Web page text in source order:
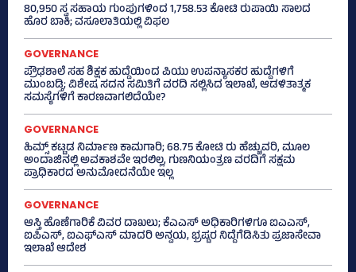
80,950 ಸ್ವ ಸಹಾಯ ಗುಂಪುಗಳಿಂದ 1,758.53 ಕೋಟಿ ರುಪಾಯಿ ಸಾಲದ
ಹೊರ ಬಾಕಿ; ವಸೂಲಾತಿಯಲ್ಲಿ ವಿಫಲ
GOVERNANCE
ಪ್ರೌಢಶಾಲೆ ಸಹ ಶಿಕ್ಷಕ ಹುದ್ದೆಯಿಂದ ಪಿಯು ಉಪನ್ಯಾಸಕರ ಹುದ್ದೆಗಳಿಗೆ
ಮುಂಬಡ್ತಿ; ವಿಶೇಷ ಸದನ ಸಮಿತಿಗೆ ವರದಿ ಸಲ್ಲಿಸಿದ ಇಲಾಖೆ, ಆಡಳಿತಾತ್ಮಕ
ಸಮಸ್ಯೆಗಳಿಗೆ ಕಾರಣವಾಗಲಿದೆಯೇ?
GOVERNANCE
ಹಿಮ್ಸ್‌ ಕಟ್ಟಡ ನಿರ್ಮಾಣ ಕಾಮಗಾರಿ; 68.75 ಕೋಟಿ ರು ಹೆಚ್ಚುವರಿ, ಮೂಲ
ಅಂದಾಜಿನಲ್ಲಿ ಅವಕಾಶವೇ ಇರಲಿಲ್ಲ, ಗುಣನಿಯಂತ್ರಣ ವರದಿಗೆ ಸಕ್ಷಮ
ಪ್ರಾಧಿಕಾರದ ಅನುಮೋದನೆಯೇ ಇಲ್ಲ
GOVERNANCE
ಆಸ್ತಿ ಹೊಣೆಗಾರಿಕೆ ವಿವರ ದಾಖಲು; ಕೆಎಎಸ್ ಅಧಿಕಾರಿಗಳಿಗೂ ಐಎಎಸ್‌,
ಐಪಿಎಸ್‌, ಐಎಫ್‌ಎಸ್‌ ಮಾದರಿ ಅನ್ವಯ, ಭ್ರಷ್ಟರ ನಿದ್ದೆಗೆಡಿಸಿತು ಪ್ರಜಾಸೇವಾ
ಇಲಾಖೆ ಆದೇಶ